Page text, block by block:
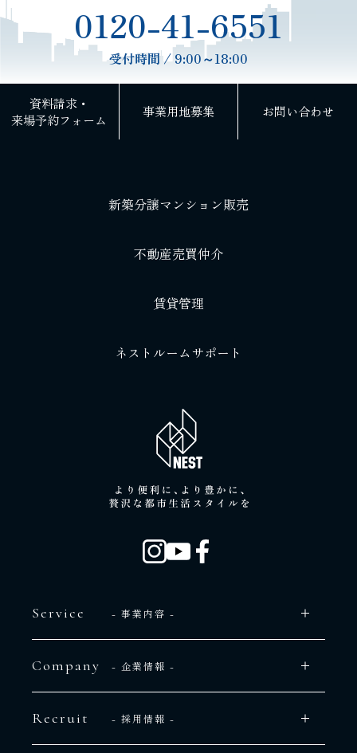
0120-41-6551
受付時間 / 9:00～18:00
資料請求・
来場予約フォーム
事業用地募集 お問い合わせ
新築分譲マンション販売
不動産売買仲介
賃貸管理
ネストルームサポート
Service - 事業内容 -
Company - 企業情報 -
Recruit - 採用情報 -